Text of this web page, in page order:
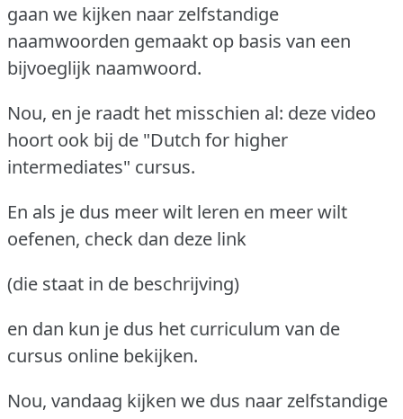
gaan we kijken naar zelfstandige
naamwoorden gemaakt op basis van een
bijvoeglijk naamwoord.
Nou, en je raadt het misschien al: deze video
hoort ook bij de "Dutch for higher
intermediates" cursus.
En als je dus meer wilt leren en meer wilt
oefenen, check dan deze link
(die staat in de beschrijving)
en dan kun je dus het curriculum van de
cursus online bekijken.
Nou, vandaag kijken we dus naar zelfstandige